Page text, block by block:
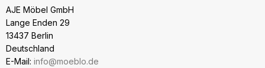
AJE Möbel GmbH
Lange Enden 29
13437 Berlin
Deutschland
E-Mail: info@moeblo.de